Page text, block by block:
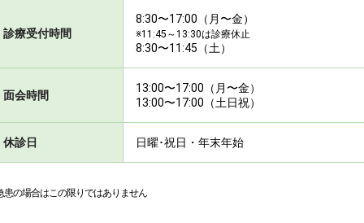
診療受付時間
8:30〜17:00（月〜金）
※11:45～13:30は診療休止
8:30〜11:45（土）
面会時間
13:00〜17:00（月〜金）
13:00〜17:00（土日祝）
休診日 日曜･祝日・年末年始
患の場合はこの限りではありません